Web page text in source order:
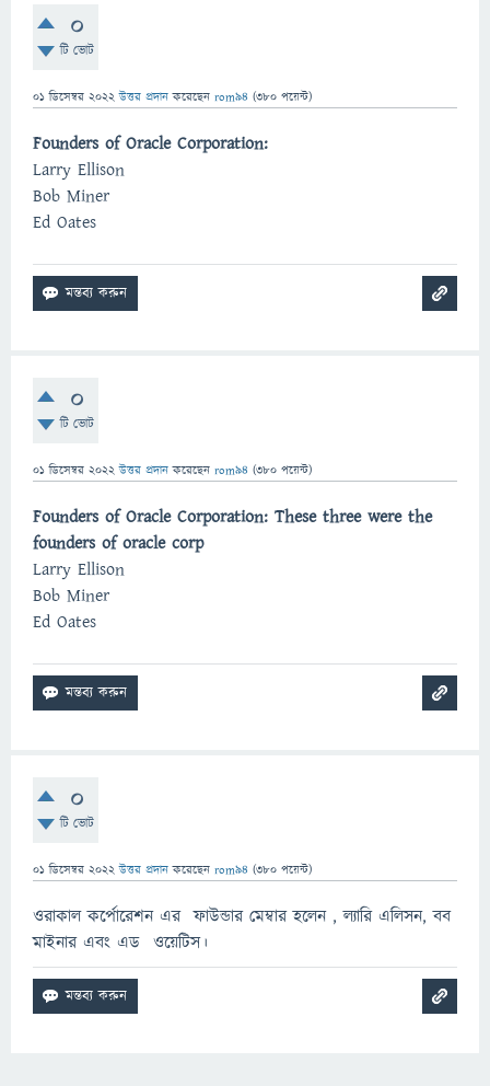
0
টি ভোট
01 ডিসেম্বর 2022 উত্তর প্রদান করেছেন rom94 (380 পয়েন্ট)
Founders of Oracle Corporation:
Larry Ellison
Bob Miner
Ed Oates
0
টি ভোট
01 ডিসেম্বর 2022 উত্তর প্রদান করেছেন rom94 (380 পয়েন্ট)
Founders of Oracle Corporation: These three were the
founders of oracle corp
Larry Ellison
Bob Miner
Ed Oates
0
টি ভোট
01 ডিসেম্বর 2022 উত্তর প্রদান করেছেন rom94 (380 পয়েন্ট)
ওরাকাল কর্পোরেশন এর ফাউন্ডার মেম্বার হলেন , ল্যারি এলিসন, বব
মাইনার এবং এড ওয়েটিস।